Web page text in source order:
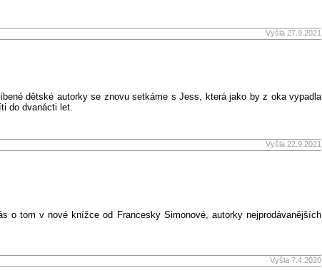
Vyšla 27.9.2021
dětské autorky se znovu setkáme s Jess, která jako by z oka vypadla
do dvanácti let.
Vyšla 22.9.2021
tom v nové knížce od Francesky Simonové, autorky nejprodávanějších
Vyšla 7.4.2020